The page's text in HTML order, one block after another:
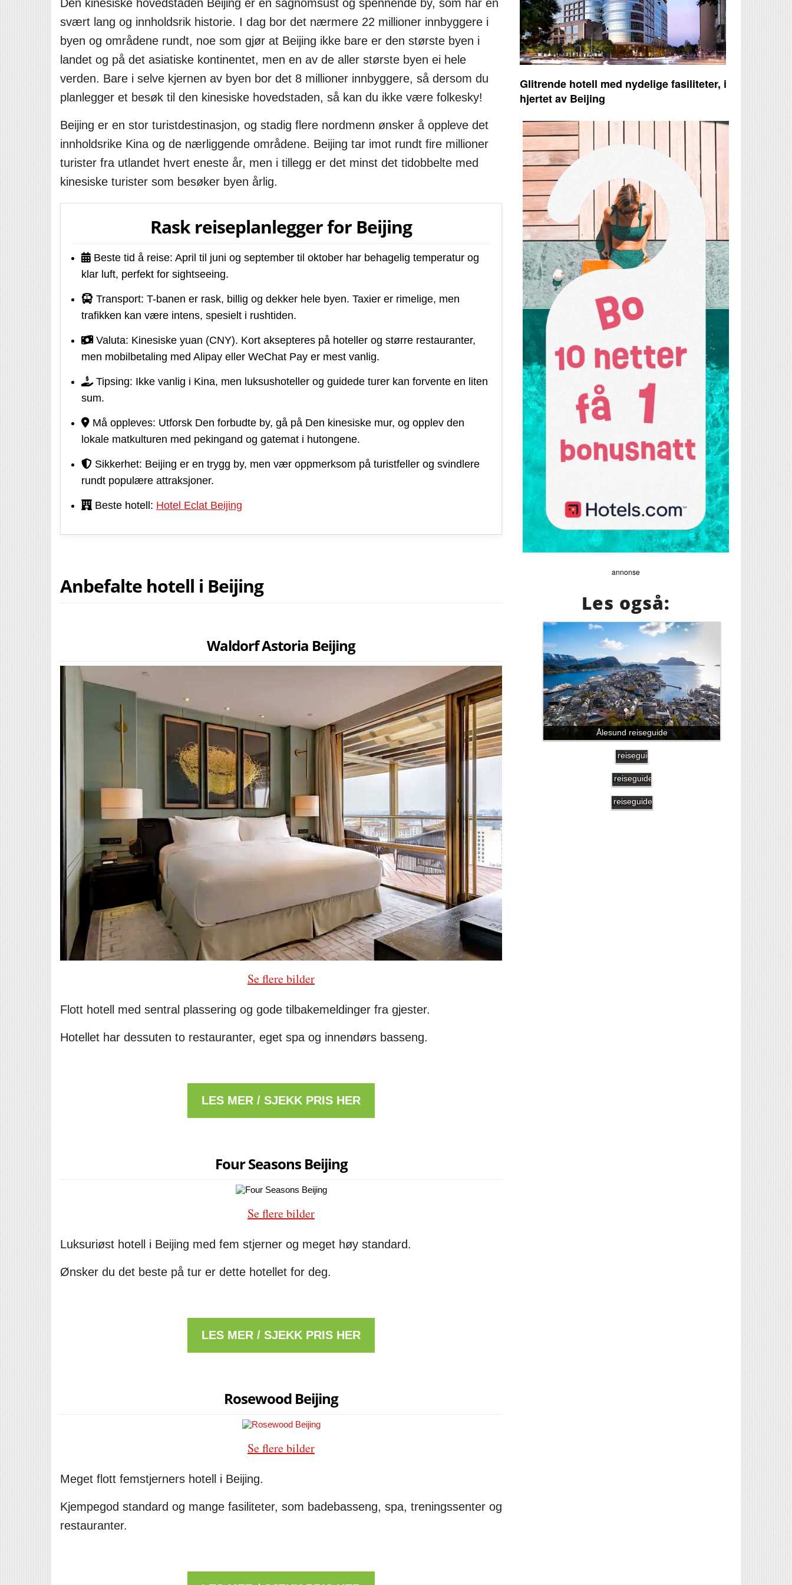
Den kinesiske hovedstaden Beijing er en sagnomsust og spennende by, som har en
svært lang og innholdsrik historie. I dag bor det nærmere 22 millioner innbyggere i
byen og områdene rundt, noe som gjør at Beijing ikke bare er den største byen i
landet og på det asiatiske kontinentet, men en av de aller største byen ei hele
verden. Bare i selve kjernen av byen bor det 8 millioner innbyggere, så dersom du
planlegger et besøk til den kinesiske hovedstaden, så kan du ikke være folkesky!
Beijing er en stor turistdestinasjon, og stadig flere nordmenn ønsker å oppleve det
innholdsrike Kina og de nærliggende områdene. Beijing tar imot rundt fire millioner
turister fra utlandet hvert eneste år, men i tillegg er det minst det tidobbelte med
kinesiske turister som besøker byen årlig.
Rask reiseplanlegger for Beijing
Beste tid å reise: April til juni og september til oktober har behagelig temperatur og
klar luft, perfekt for sightseeing.
Transport: T-banen er rask, billig og dekker hele byen. Taxier er rimelige, men
trafikken kan være intens, spesielt i rushtiden.
Valuta: Kinesiske yuan (CNY). Kort aksepteres på hoteller og større restauranter,
men mobilbetaling med Alipay eller WeChat Pay er mest vanlig.
Tipsing: Ikke vanlig i Kina, men luksushoteller og guidede turer kan forvente en liten
sum.
Må oppleves: Utforsk Den forbudte by, gå på Den kinesiske mur, og opplev den
lokale matkulturen med pekingand og gatemat i hutongene.
Sikkerhet: Beijing er en trygg by, men vær oppmerksom på turistfeller og svindlere
rundt populære attraksjoner.
Beste hotell: Hotel Eclat Beijing
Anbefalte hotell i Beijing
Waldorf Astoria Beijing
Se flere bilder
Flott hotell med sentral plassering og gode tilbakemeldinger fra gjester.
Hotellet har dessuten to restauranter, eget spa og innendørs basseng.
LES MER / SJEKK PRIS HER
Four Seasons Beijing
Se flere bilder
Luksuriøst hotell i Beijing med fem stjerner og meget høy standard.
Ønsker du det beste på tur er dette hotellet for deg.
LES MER / SJEKK PRIS HER
Rosewood Beijing
Se flere bilder
Meget flott femstjerners hotell i Beijing.
Kjempegod standard og mange fasiliteter, som badebasseng, spa, treningssenter og
restauranter.
Glitrende hotell med nydelige fasiliteter, i
hjertet av Beijing
annonse
Les også:
Ålesund reiseguide
reiseguide
reiseguide
reiseguide